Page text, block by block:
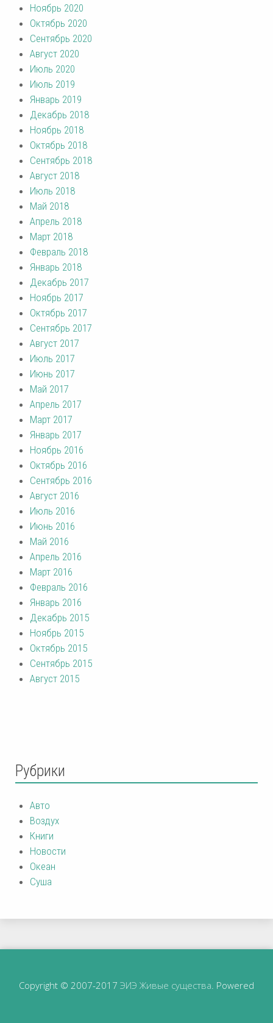
Ноябрь 2020
Октябрь 2020
Сентябрь 2020
Август 2020
Июль 2020
Июль 2019
Январь 2019
Декабрь 2018
Ноябрь 2018
Октябрь 2018
Сентябрь 2018
Август 2018
Июль 2018
Май 2018
Апрель 2018
Март 2018
Февраль 2018
Январь 2018
Декабрь 2017
Ноябрь 2017
Октябрь 2017
Сентябрь 2017
Август 2017
Июль 2017
Июнь 2017
Май 2017
Апрель 2017
Март 2017
Январь 2017
Ноябрь 2016
Октябрь 2016
Сентябрь 2016
Август 2016
Июль 2016
Июнь 2016
Май 2016
Апрель 2016
Март 2016
Февраль 2016
Январь 2016
Декабрь 2015
Ноябрь 2015
Октябрь 2015
Сентябрь 2015
Август 2015
Рубрики
Авто
Воздух
Книги
Новости
Океан
Суша
Copyright © 2007-2017 ЭИЭ Живые существа. Powered